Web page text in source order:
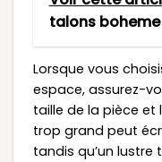
talons boheme
Lorsque vous
espace, assurez-
taille de la pièce et
trop grand peut
tandis qu’un